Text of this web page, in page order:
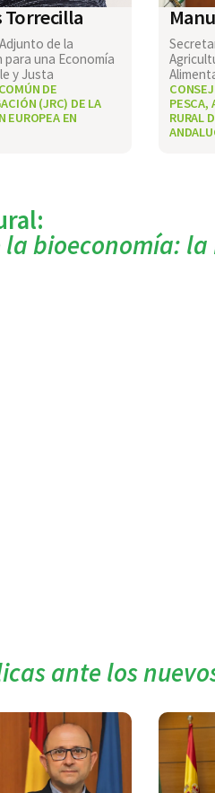
Torrecilla
de la
para una Economía
y Justa
DE
(JRC) DE LA
EUROPEA EN
PESCA,
RURAL
bioeconomía:
ante los